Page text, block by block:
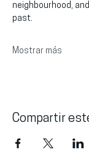
neighbourhood,
past.
Mostrar más
Compartir